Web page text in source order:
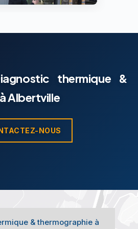
thermique &
Albertville
NOUS
& thermographie à